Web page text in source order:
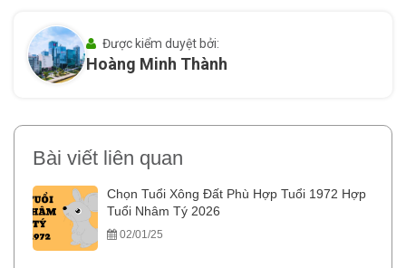
Được kiểm duyệt bởi:
Hoàng Minh Thành
Bài viết liên quan
Chọn Tuổi Xông Đất Phù Hợp Tuổi 1972 Hợp
Tuổi Nhâm Tý 2026
02/01/25